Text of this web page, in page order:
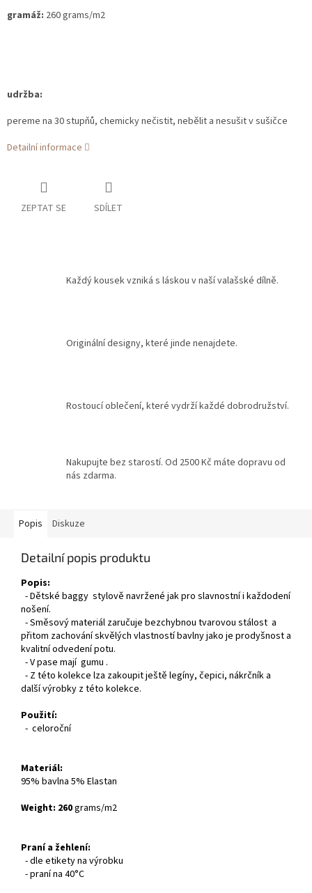
gramáž: 260 grams/m2
udržba:
pereme na 30 stupňů, chemicky nečistit, nebělit a nesušit v sušičce
Detailní informace
ZEPTAT SE SDÍLET
Každý kousek vzniká s láskou v naší valašské dílně.
Originální designy, které jinde nenajdete.
Rostoucí oblečení, které vydrží každé dobrodružství.
Nakupujte bez starostí. Od 2500 Kč máte dopravu od
nás zdarma.
Popis Diskuze
Detailní popis produktu
Popis:
- Dětské baggy stylově navržené jak pro slavnostní i každodení
nošení.
- Směsový materiál zaručuje bezchybnou tvarovou stálost a
přitom zachování skvělých vlastností bavlny jako je prodyšnost a
kvalitní odvedení potu.
- V pase mají gumu .
- Z této kolekce lza zakoupit ještě legíny, čepici, nákrčník a
další výrobky z této kolekce.
Použití:
- celoroční
Materiál:
95% bavlna 5% Elastan
Weight: 260grams/m2
Praní a žehlení:
- dle etikety na výrobku
- praní na 40°C